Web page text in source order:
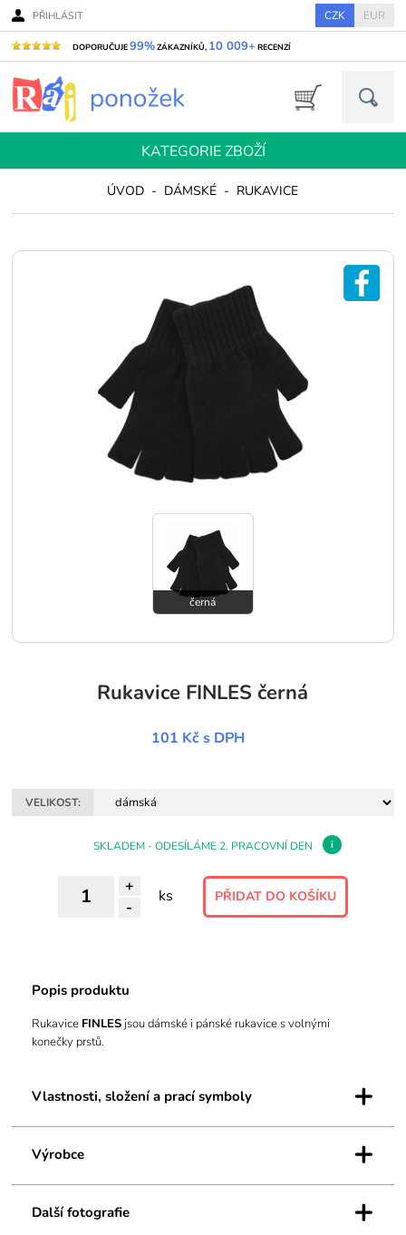
PŘIHLÁSIT CZK EUR
DOPORUČUJE99%ZÁKAZNÍKŮ, 10 009+ RECENZÍ
KATEGORIE ZBOŽÍ
ÚVOD - DÁMSKÉ - RUKAVICE
černá
Rukavice FINLES černá
101 Kč s DPH
VELIKOST:
SKLADEM - ODESÍLÁME 2. PRACOVNÍ DEN i
+
-
ks
Popis produktu
Rukavice FINLES jsou dámské i pánské rukavice s volnými
konečky prstů.
Vlastnosti, složení a prací symboly +
Výrobce +
Další fotografie +